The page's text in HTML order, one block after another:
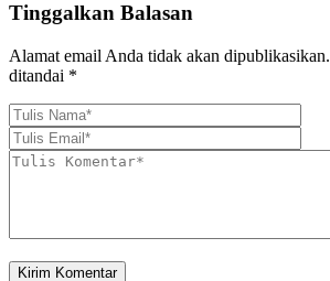
Tinggalkan Balasan
Alamat email Anda tidak akan dipublikasikan.
ditandai *